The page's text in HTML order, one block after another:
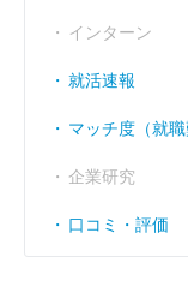
インターン
就活速報
マッチ度（就職
企業研究
口コミ・評価